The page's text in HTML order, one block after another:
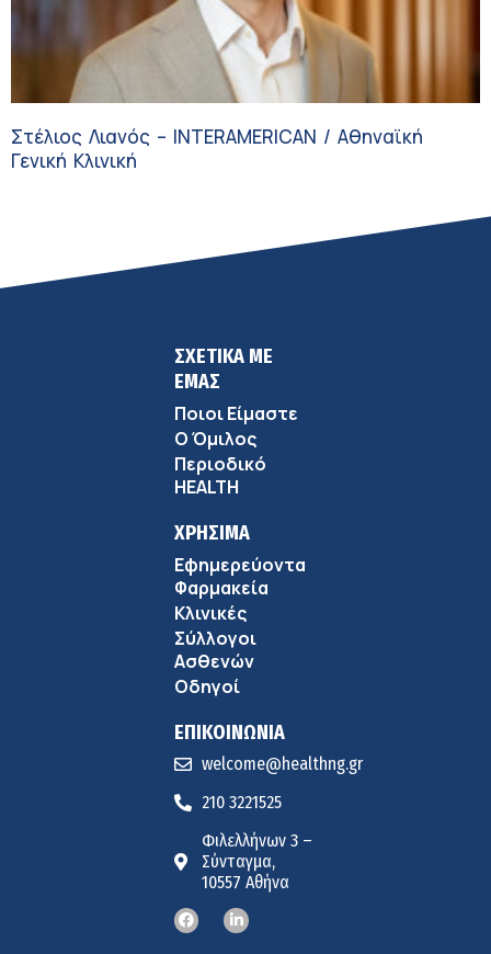
Στέλιος Λιανός – INTERAMERICAN / Αθηναϊκή
Γενική Κλινική
ΣΧΕΤΙΚΑ ΜΕ
ΕΜΑΣ
Ποιοι Είμαστε
Ο Όμιλος
Περιοδικό
HEALTH
ΧΡΗΣΙΜΑ
Εφημερεύοντα
Φαρμακεία
Κλινικές
Σύλλογοι
Ασθενών
Οδηγοί
ΕΠΙΚΟΙΝΩΝΙΑ
welcome@healthng.gr
210 3221525
Φιλελλήνων 3 –
Σύνταγμα,
10557 Αθήνα